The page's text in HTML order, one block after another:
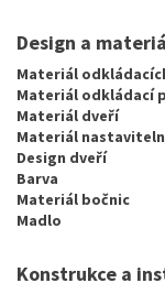
Design a
Materiál
Materiál odkládací
Materiál dveří
Materiál
Design dveří
Barva
Materiál bočnic
Madlo
Konstrukce a